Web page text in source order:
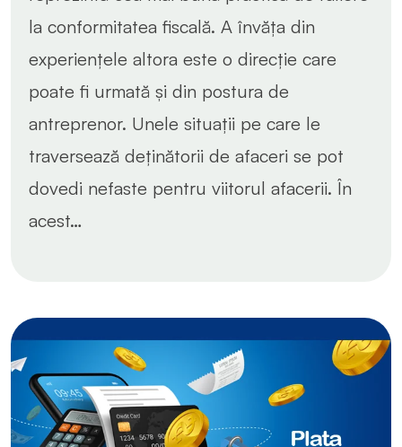
la conformitatea fiscală. A învăța din
experiențele altora este o direcție care
poate fi urmată și din postura de
antreprenor. Unele situații pe care le
traversează deținătorii de afaceri se pot
dovedi nefaste pentru viitorul afacerii. În
acest…